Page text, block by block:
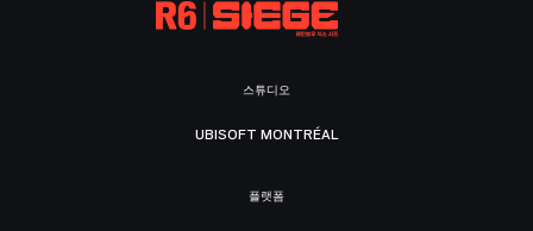
스튜디오
UBISOFT MONTRÉAL
플랫폼